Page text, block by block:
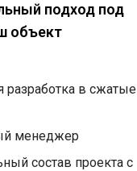
подход под
объект
разработка в сжатые
менеджер
состав проекта с